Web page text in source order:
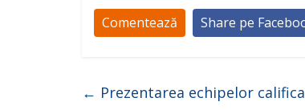
Comentează Share pe
← Prezentarea echipelor